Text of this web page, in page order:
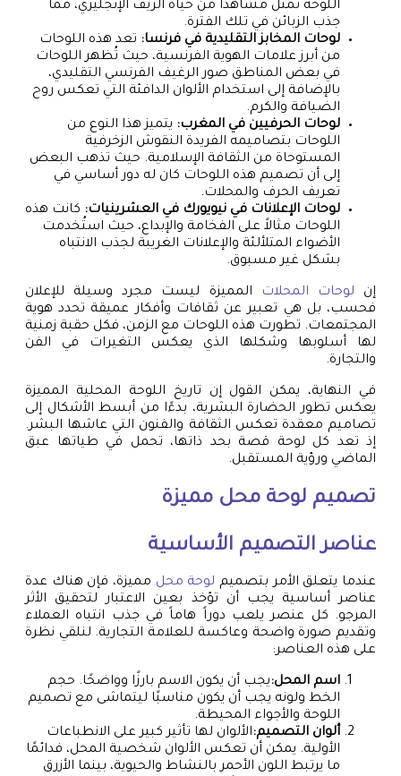
اللوحة تمثل مشاهدًا من حياة الريف الإنجليزي، مما
جذب الزبائن في تلك الفترة.
لوحات المخابز التقليدية في فرنسا: تعد هذه اللوحات
من أبرز علامات الهوية الفرنسية، حيث تُظهر اللوحات
في بعض المناطق صور الرغيف الفرنسي التقليدي،
بالإضافة إلى استخدام الألوان الدافئة التي تعكس روح
الضيافة والكرم.
لوحات الحرفيين في المغرب: يتميز هذا النوع من
اللوحات بتصاميمه الفريدة النقوش الزخرفية
المستوحاة من الثقافة الإسلامية. حيث تذهب البعض
إلى أن تصميم هذه اللوحات كان له دور أساسي في
تعريف الحرف والمحلات.
لوحات الإعلانات في نيويورك في العشرينيات: كانت هذه
اللوحات مثالاً على الفخامة والإبداع، حيث استُخدمت
الأضواء المتلألئة والإعلانات الغريبة لجذب الانتباه
بشكل غير مسبوق.
إن لوحات المحلات
المميزة ليست مجرد وسيلة للإعلان
فحسب، بل هي تعبير عن ثقافات وأفكار عميقة تحدد هوية
المجتمعات. تطورت هذه اللوحات مع الزمن، فكل حقبة زمنية
لها أسلوبها وشكلها الذي يعكس التغيرات في الفن
والتجارة.
في النهاية، يمكن القول إن تاريخ اللوحة المحلية المميزة
يعكس تطور الحضارة البشرية، بدءًا من أبسط الأشكال إلى
تصاميم معقدة تعكس الثقافة والفنون التي عاشها البشر.
إذ تعد كل لوحة قصة بحد ذاتها، تحمل في طياتها عبق
الماضي ورؤية المستقبل.
تصميم لوحة محل مميزة
عناصر التصميم الأساسية
عندما يتعلق الأمر بتصميم لوحة محل مميزة، فإن هناك عدة
عناصر أساسية يجب أن تؤخذ بعين الاعتبار لتحقيق الأثر
المرجو. كل عنصر يلعب دوراً هاماً في جذب انتباه العملاء
وتقديم صورة واضحة وعاكسة للعلامة التجارية. لنلقي نظرة
على هذه العناصر:
اسم المحل:يجب أن يكون الاسم بارزًا وواضحًا. حجم
الخط ولونه يجب أن يكون مناسبًا ليتماشى مع تصميم
اللوحة والأجواء المحيطة.
ألوان التصميم:الألوان لها تأثير كبير على الانطباعات
الأولية. يمكن أن تعكس الألوان شخصية المحل، فدائمًا
ما يرتبط اللون الأحمر بالنشاط والحيوية، بينما الأزرق